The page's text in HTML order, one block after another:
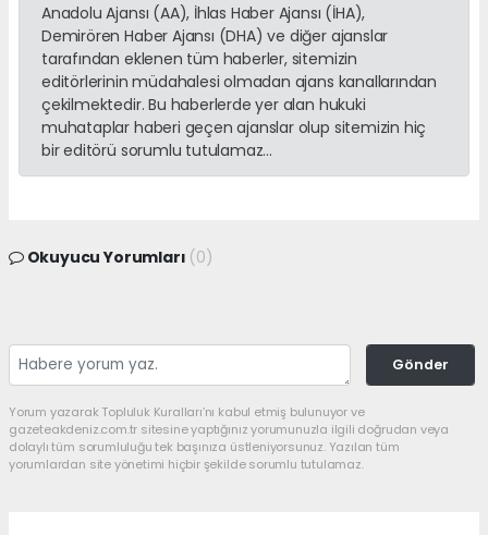
Anadolu Ajansı (AA), İhlas Haber Ajansı (İHA),
Demirören Haber Ajansı (DHA) ve diğer ajanslar
tarafından eklenen tüm haberler, sitemizin
editörlerinin müdahalesi olmadan ajans kanallarından
çekilmektedir. Bu haberlerde yer alan hukuki
muhataplar haberi geçen ajanslar olup sitemizin hiç
bir editörü sorumlu tutulamaz...
Okuyucu Yorumları (0)
Gönder
Yorum yazarak Topluluk Kuralları’nı kabul etmiş bulunuyor ve
gazeteakdeniz.com.tr sitesine yaptığınız yorumunuzla ilgili doğrudan veya
dolaylı tüm sorumluluğu tek başınıza üstleniyorsunuz. Yazılan tüm
yorumlardan site yönetimi hiçbir şekilde sorumlu tutulamaz.